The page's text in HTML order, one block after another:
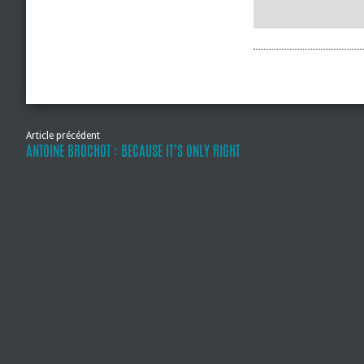
Article précédent
ANTOINE BROCHOT : BECAUSE IT’S ONLY RIGHT